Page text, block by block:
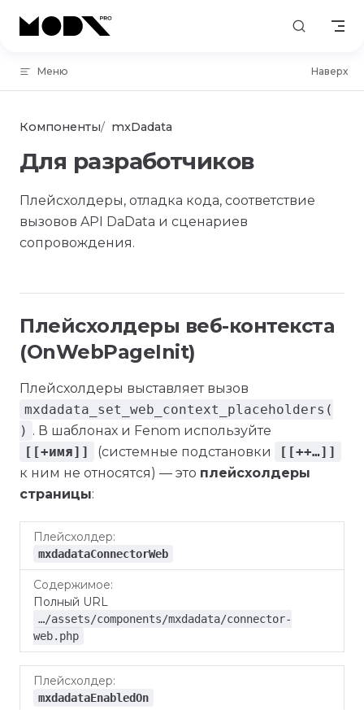
Skip to content
Меню Наверх
Компоненты mxDadata
Для разработчиков
Плейсхолдеры, отладка кода, соответствие
вызовов API DaData и сценариев
сопровождения.
Плейсхолдеры веб-контекста
(OnWebPageInit)
Плейсхолдеры выставляет вызов
mxdadata_set_web_context_placeholders(
) . В шаблонах и Fenom используйте
[[+имя]]
(системные подстановки
[[++…]]
к ним не относятся) — это плейсхолдеры
страницы:
Плейсхолдер
mxdadataConnectorWeb
Полный URL
…/assets/components/mxdadata/connector-
web.php
mxdadataEnabledOn